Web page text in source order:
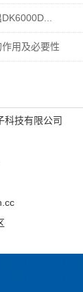
用及必要性
科技有限公司